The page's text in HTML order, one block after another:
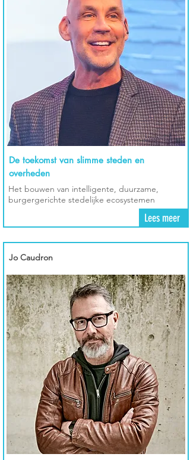
De toekomst van slimme steden en
overheden
Het bouwen van intelligente, duurzame,
burgergerichte stedelijke ecosystemen
Lees meer
Jo Caudron